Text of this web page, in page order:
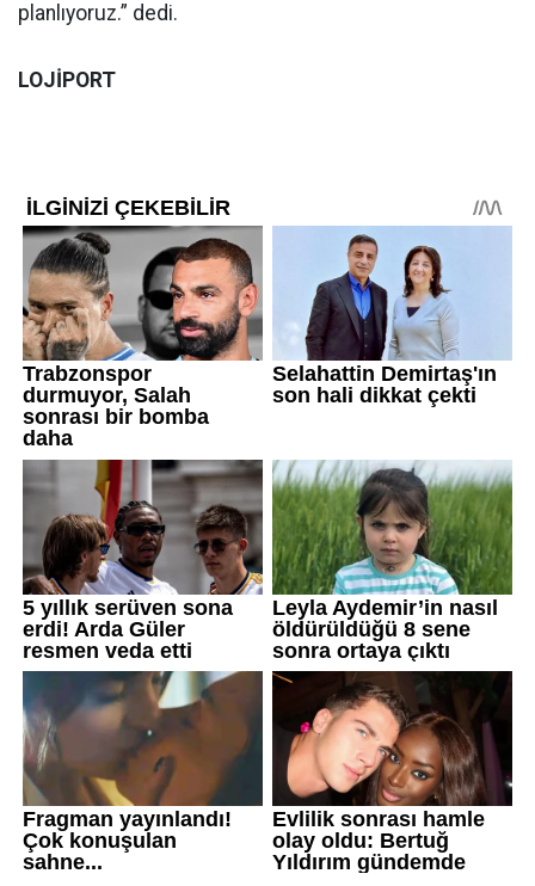
planlıyoruz.” dedi.
LOJİPORT